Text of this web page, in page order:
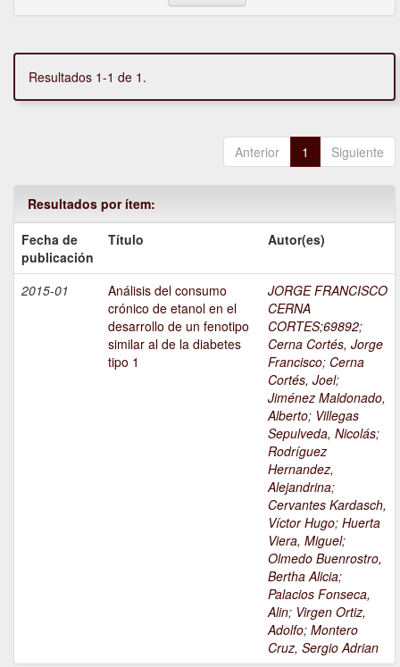
Resultados 1-1 de 1.
Anterior 1 Siguiente
Resultados por ítem:
Fecha de
publicación
Título Autor(es)
2015-01
Análisis del consumo
crónico de etanol en el
desarrollo de un fenotipo
similar al de la diabetes
tipo 1
JORGE FRANCISCO
CERNA
CORTES;69892;
Cerna Cortés, Jorge
Francisco; Cerna
Cortés, Joel;
Jiménez Maldonado,
Alberto; Villegas
Sepulveda, Nicolás;
Rodríguez
Hernandez,
Alejandrina;
Cervantes Kardasch,
Víctor Hugo; Huerta
Viera, Miguel;
Olmedo Buenrostro,
Bertha Alicia;
Palacios Fonseca,
Alin; Virgen Ortiz,
Adolfo; Montero
Cruz, Sergio Adrian